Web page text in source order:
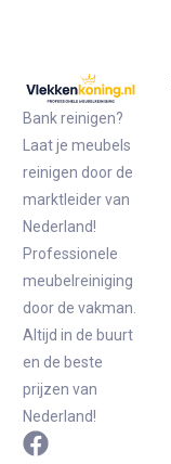
Bank reinigen?
Laat je meubels
reinigen door de
marktleider van
Nederland!
Professionele
meubelreiniging
door de vakman.
Altijd in de buurt
en de beste
prijzen van
Nederland!